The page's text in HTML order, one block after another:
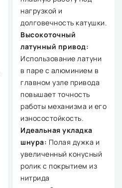
нагрузкой и
долговечность катушки.
Высокоточный
латунный привод:
Использование латуни
в паре с алюминием в
главном узле привода
повышает точность
работы механизма и его
износостойкость.
Идеальная укладка
шнура: Полая дужка и
увеличенный конусный
ролик с покрытием из
нитрида